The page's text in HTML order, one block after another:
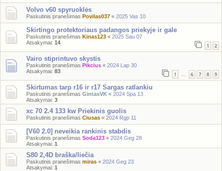
Volvo v60 spyruoklės
Paskutinis pranešimas Povilas037 « 2025 Vas 10
Skirtingo protektoriaus padangos priekyje ir gale
Paskutinis pranešimas Kinas123 « 2025 Sau 07
Atsakymai: 14 1 2
Vairo stiprintuvo skystis
Paskutinis pranešimas Pikcius « 2024 Lap 30
Atsakymai: 83 1 … 6 7 8 9
Skirtumas tarp r16 ir r17 Sargas ratlankiu
Paskutinis pranešimas GintasVK « 2024 Spa 13
Atsakymai: 3
xc 70 2.4 133 kw Priekinis guolis
Paskutinis pranešimas Ciusas « 2024 Rgp 11
[V60 2.0] neveikia rankinis stabdis
Paskutinis pranešimas Soda123 « 2024 Geg 28
Atsakymai: 1
S80 2,4D braška/liečia
Paskutinis pranešimas miras « 2024 Geg 23
Atsakymai: 1